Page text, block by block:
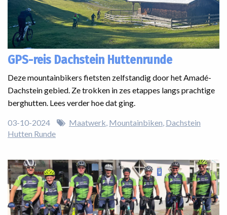
GPS-reis Dachstein Huttenrunde
Deze mountainbikers fietsten zelfstandig door het Amadé-
Dachstein gebied. Ze trokken in zes etappes langs prachtige
berghutten. Lees verder hoe dat ging.
03-10-2024 Maatwerk Mountainbiken Dachstein
Hutten Runde